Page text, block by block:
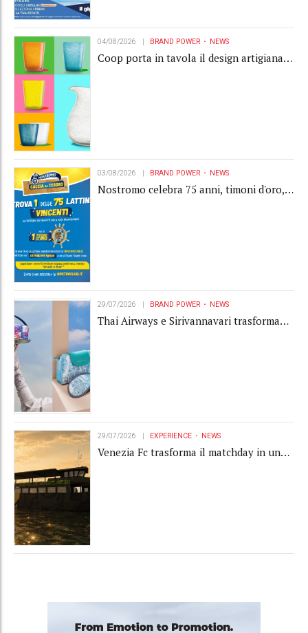
04/08/2026 BRAND POWER NEWS
Coop porta in tavola il design artigianale
03/08/2026 BRAND POWER NEWS
Nostromo celebra 75 anni, timoni d'oro,
29/07/2026 BRAND POWER NEWS
Thai Airways e Sirivannavari trasformano
29/07/2026 EXPERIENCE NEWS
Venezia Fc trasforma il matchday in una